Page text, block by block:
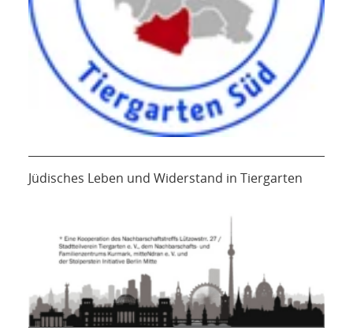
Jüdisches Leben und Widerstand in Tiergarten